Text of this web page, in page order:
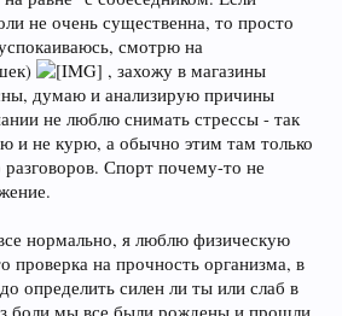
не очень существенна, то просто
смотрю на
, захожу в магазины
думаю и анализирую причины
не люблю снимать стрессы - так
и не курю, а обычно этим там только
Спорт почему-то не
нормально, я люблю физическую
проверка на прочность организма, в
определить силен ли ты или слаб в
боли мы все были рождены и прошли